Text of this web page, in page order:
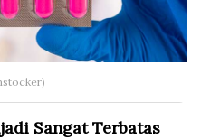
Sangat Terbatas